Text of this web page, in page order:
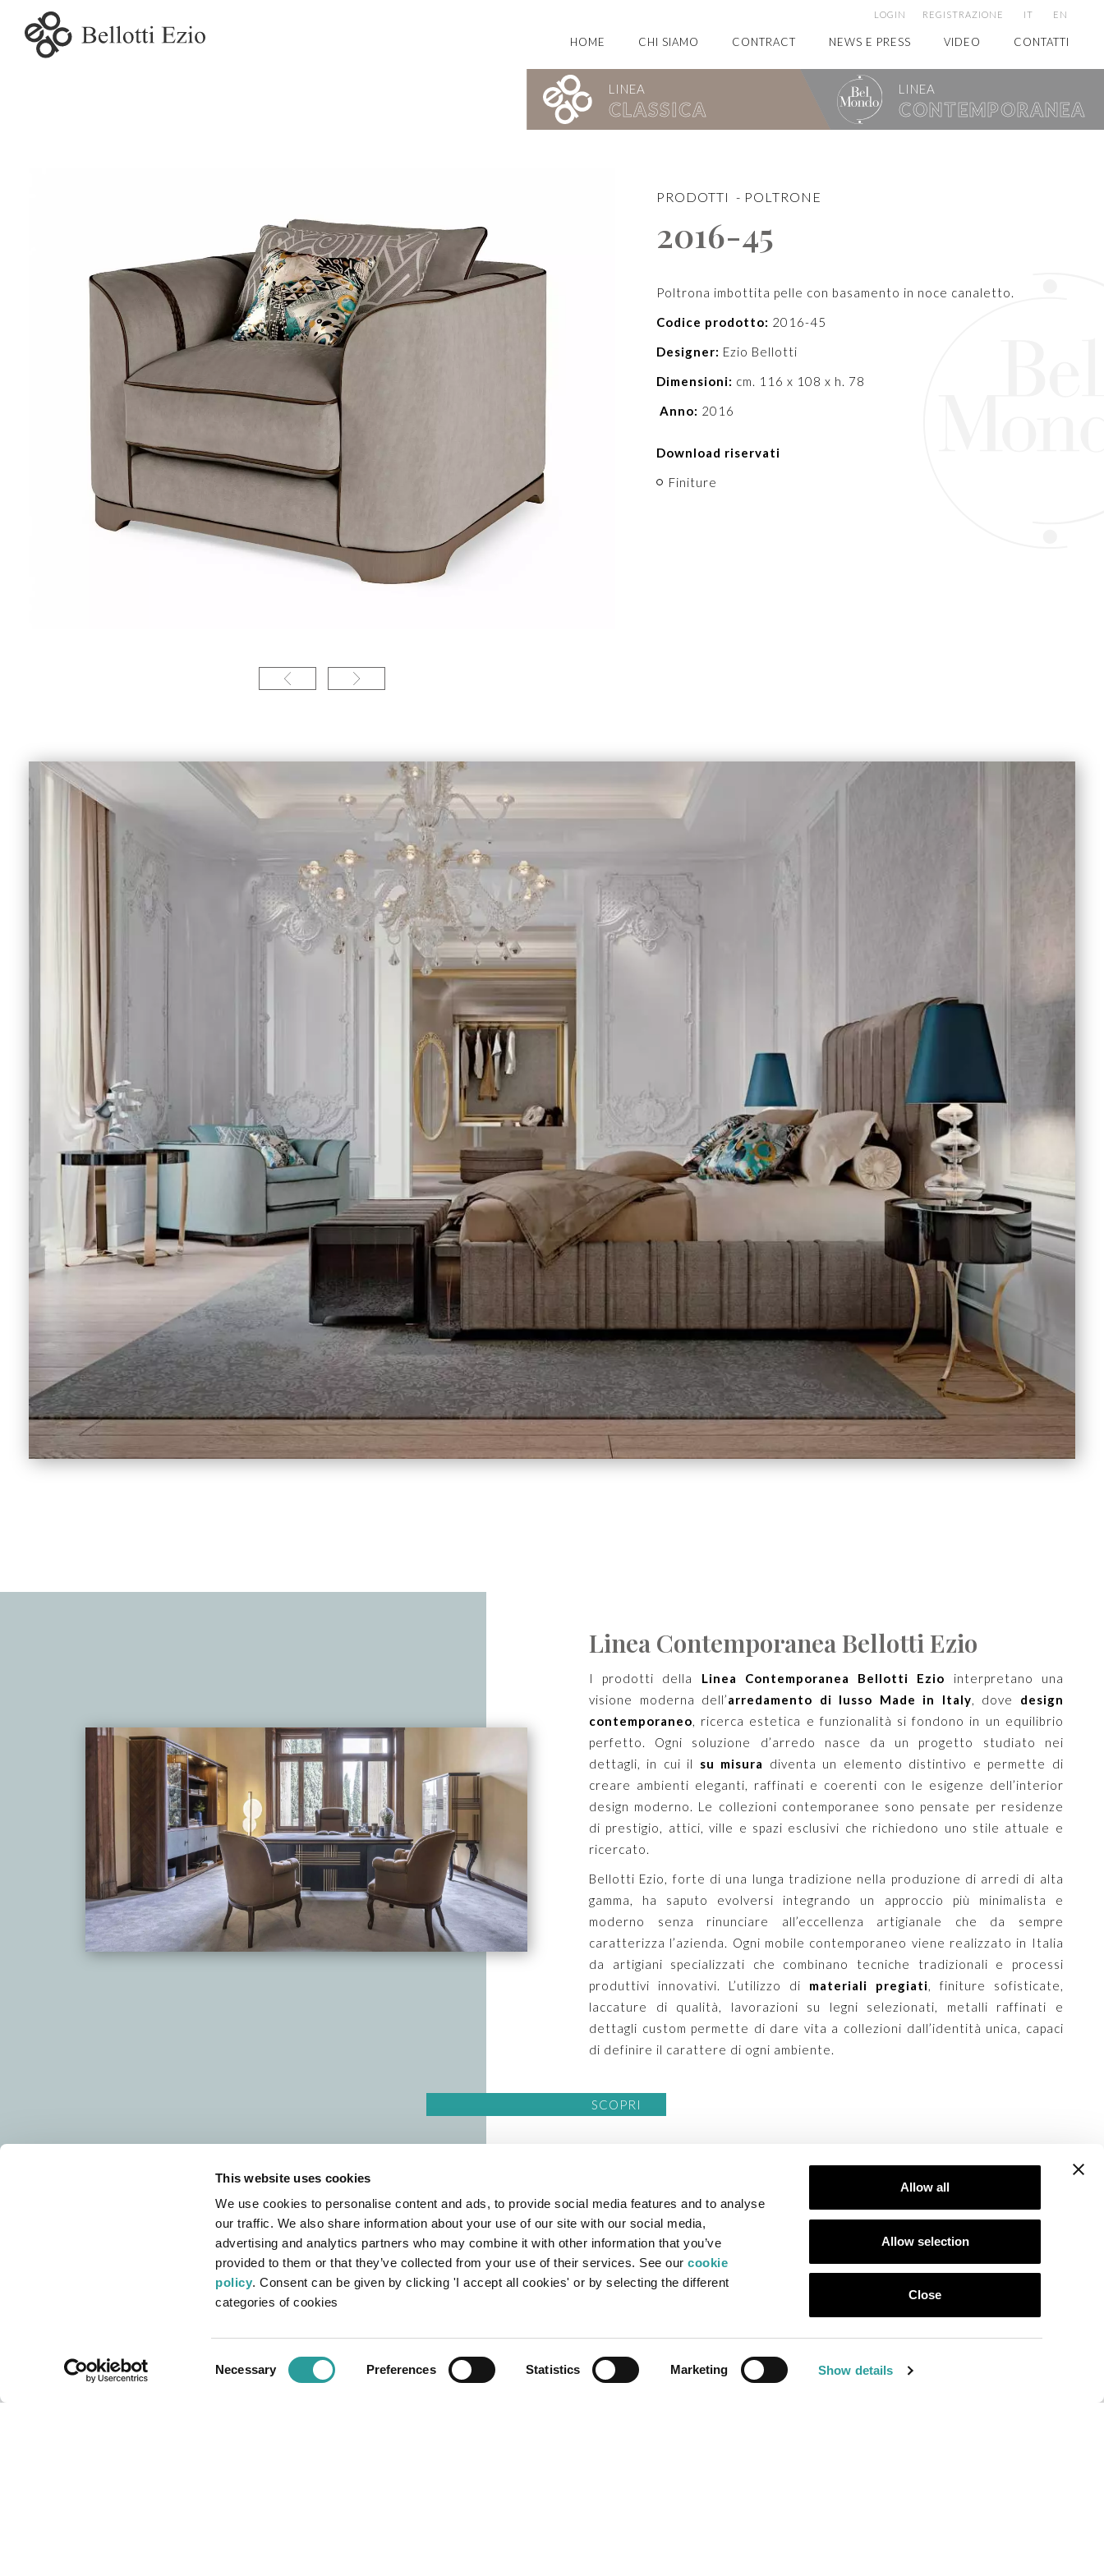
This website uses cookies
We use cookies to personalise content and ads, to provide social media features and to analyse
our traffic. We also share information about your use of our site with our social media,
advertising and analytics partners who may combine it with other information that you’ve
provided to them or that they’ve collected from your use of their services. See ourcookie
policy. Consent can be given by clicking 'I accept all cookies' or by selecting the different
categories of cookies
Necessary Preferences Statistics Marketing Show details
Allow all
Allow selection
Close
LOGIN REGISTRAZIONE IT EN
HOME CHI SIAMO CONTRACT NEWS E PRESS VIDEO CONTATTI
LINEA
CLASSICA
LINEA
CONTEMPORANEA
PRODOTTI - POLTRONE
2016-45
Poltrona imbottita pelle con basamento in noce canaletto.
Codice prodotto: 2016-45
Designer: Ezio Bellotti
Dimensioni: cm. 116 x 108 x h. 78
Anno: 2016
Download riservati
Finiture
Linea Contemporanea Bellotti Ezio
I prodotti della Linea Contemporanea Bellotti Ezio interpretano una
visione moderna dell’arredamento di lusso Made in Italy, dove design
contemporaneo, ricerca estetica e funzionalità si fondono in un equilibrio
perfetto. Ogni soluzione d’arredo nasce da un progetto studiato nei
dettagli, in cui il su misura
diventa un elemento distintivo e permette di
creare ambienti eleganti, raffinati e coerenti con le esigenze dell’interior
design moderno. Le collezioni contemporanee sono pensate per residenze
di prestigio, attici, ville e spazi esclusivi che richiedono uno stile attuale e
ricercato.
Bellotti Ezio, forte di una lunga tradizione nella produzione di arredi di alta
gamma, ha saputo evolversi integrando un approccio più minimalista e
moderno senza rinunciare all’eccellenza artigianale che da sempre
caratterizza l’azienda. Ogni mobile contemporaneo viene realizzato in Italia
da artigiani specializzati che combinano tecniche tradizionali e processi
produttivi innovativi. L’utilizzo di materiali pregiati, finiture sofisticate,
laccature di qualità, lavorazioni su legni selezionati, metalli raffinati e
dettagli custom permette di dare vita a collezioni dall’identità unica, capaci
di definire il carattere di ogni ambiente.
SCOPRI
BELLOTTI EZIO ARREDAMENTI s.r.l
Via Milano ang. Via Buozzi
22060 - Cabiate (CO) - Italy
Tel. +39 031.766113
REA MI-2561918
AREA RISERVATA
Per accedere ai contenuti riservati, registrati
o effettua il login.
REGISTRAZIONE
Bellotti Ezio